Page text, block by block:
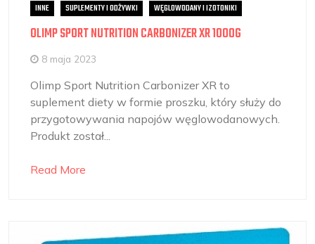
INNE SUPLEMENTY I ODŻYWKI WĘGLOWODANY I IZOTONIKI
OLIMP SPORT NUTRITION CARBONIZER XR 1000G
8 maja 2023
Olimp Sport Nutrition Carbonizer XR to
suplement diety w formie proszku, który służy do
przygotowywania napojów węglowodanowych.
Produkt został...
Read More